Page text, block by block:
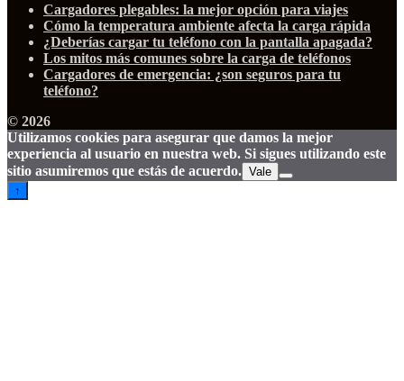
Cargadores plegables: la mejor opción para viajes
Cómo la temperatura ambiente afecta la carga rápida
¿Deberías cargar tu teléfono con la pantalla apagada?
Los mitos más comunes sobre la carga de teléfonos
Cargadores de emergencia: ¿son seguros para tu
teléfono?
© 2026
Utilizamos cookies para asegurar que damos la mejor
experiencia al usuario en nuestra web. Si sigues utilizando este
sitio asumiremos que estás de acuerdo. Vale
↑